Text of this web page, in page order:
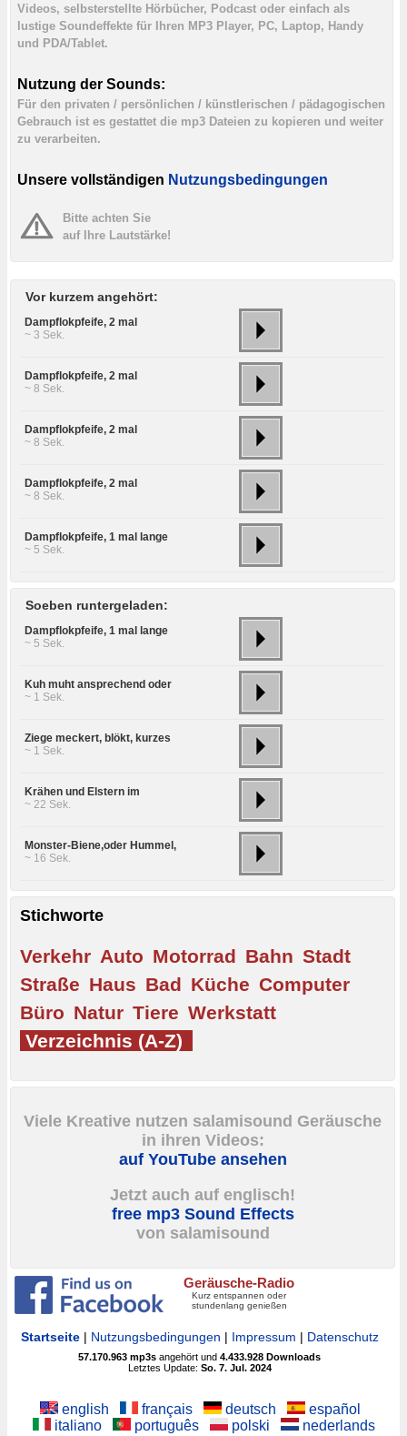
Videos, selbsterstellte Hörbücher, Podcast oder einfach als
lustige Soundeffekte für Ihren MP3 Player, PC, Laptop, Handy
und PDA/Tablet.
Nutzung der Sounds:
Für den privaten / persönlichen / künstlerischen / pädagogischen
Gebrauch ist es gestattet die mp3 Dateien zu kopieren und weiter
zu verarbeiten.
Unsere vollständigen Nutzungsbedingungen
Bitte achten Sie
auf Ihre Lautstärke!
Vor kurzem angehört:
Dampflokpfeife, 2 mal
~ 3 Sek.
Dampflokpfeife, 2 mal
~ 8 Sek.
Dampflokpfeife, 2 mal
~ 8 Sek.
Dampflokpfeife, 2 mal
~ 8 Sek.
Dampflokpfeife, 1 mal lange
~ 5 Sek.
Soeben runtergeladen:
Dampflokpfeife, 1 mal lange
~ 5 Sek.
Kuh muht ansprechend oder
~ 1 Sek.
Ziege meckert, blökt, kurzes
~ 1 Sek.
Krähen und Elstern im
~ 22 Sek.
Monster-Biene,oder Hummel,
~ 16 Sek.
Stichworte
Verkehr Auto Motorrad Bahn Stadt
Straße Haus Bad Küche Computer
Büro Natur Tiere Werkstatt
Verzeichnis (A-Z)
Viele Kreative nutzen salamisound Geräusche
in ihren Videos:
auf YouTube ansehen
Jetzt auch auf englisch!
free mp3 Sound Effects
von salamisound
Geräusche-Radio
Kurz entspannen oder
stundenlang genießen
Startseite| Nutzungsbedingungen | Impressum | Datenschutz
57.170.963 mp3s angehört und4.433.928 Downloads
Letztes Update: So. 7. Jul. 2024
english français deutsch
español
italiano
português polski nederlands